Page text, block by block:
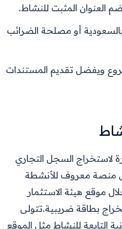
العنوان المثبت للنشاط.
أو مصلحة الضرائب
ويفضل تقديم المستندات
لاستخراج السجل التجاري
منصة معروف للأنشطة
موقع هيئة الاستثمار
بطاقة ضريبية.تتولى
التابعة للنشاط مثل الموقع